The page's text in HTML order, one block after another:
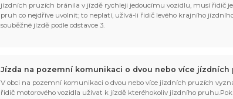
jízdních pruzích bránila v jízdě rychleji jedoucímu vozidlu, musí řidič
pruh co nejdříve uvolnit; to neplatí, užívá-li řidič levého krajního
souběžné jízdě podle odstavce 3.
Jízda na pozemní komunikaci o dvou nebo více
V obci na pozemní komunikaci o dvou nebo více jízdních pruzích
řidič motorového vozidla užívat k jízdě kteréhokoliv jízdního